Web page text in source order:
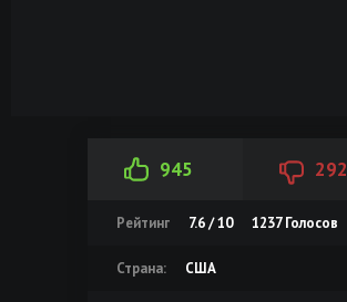
945 292
Рейтинг 7.6 / 10 1237Голосов
Страна: США